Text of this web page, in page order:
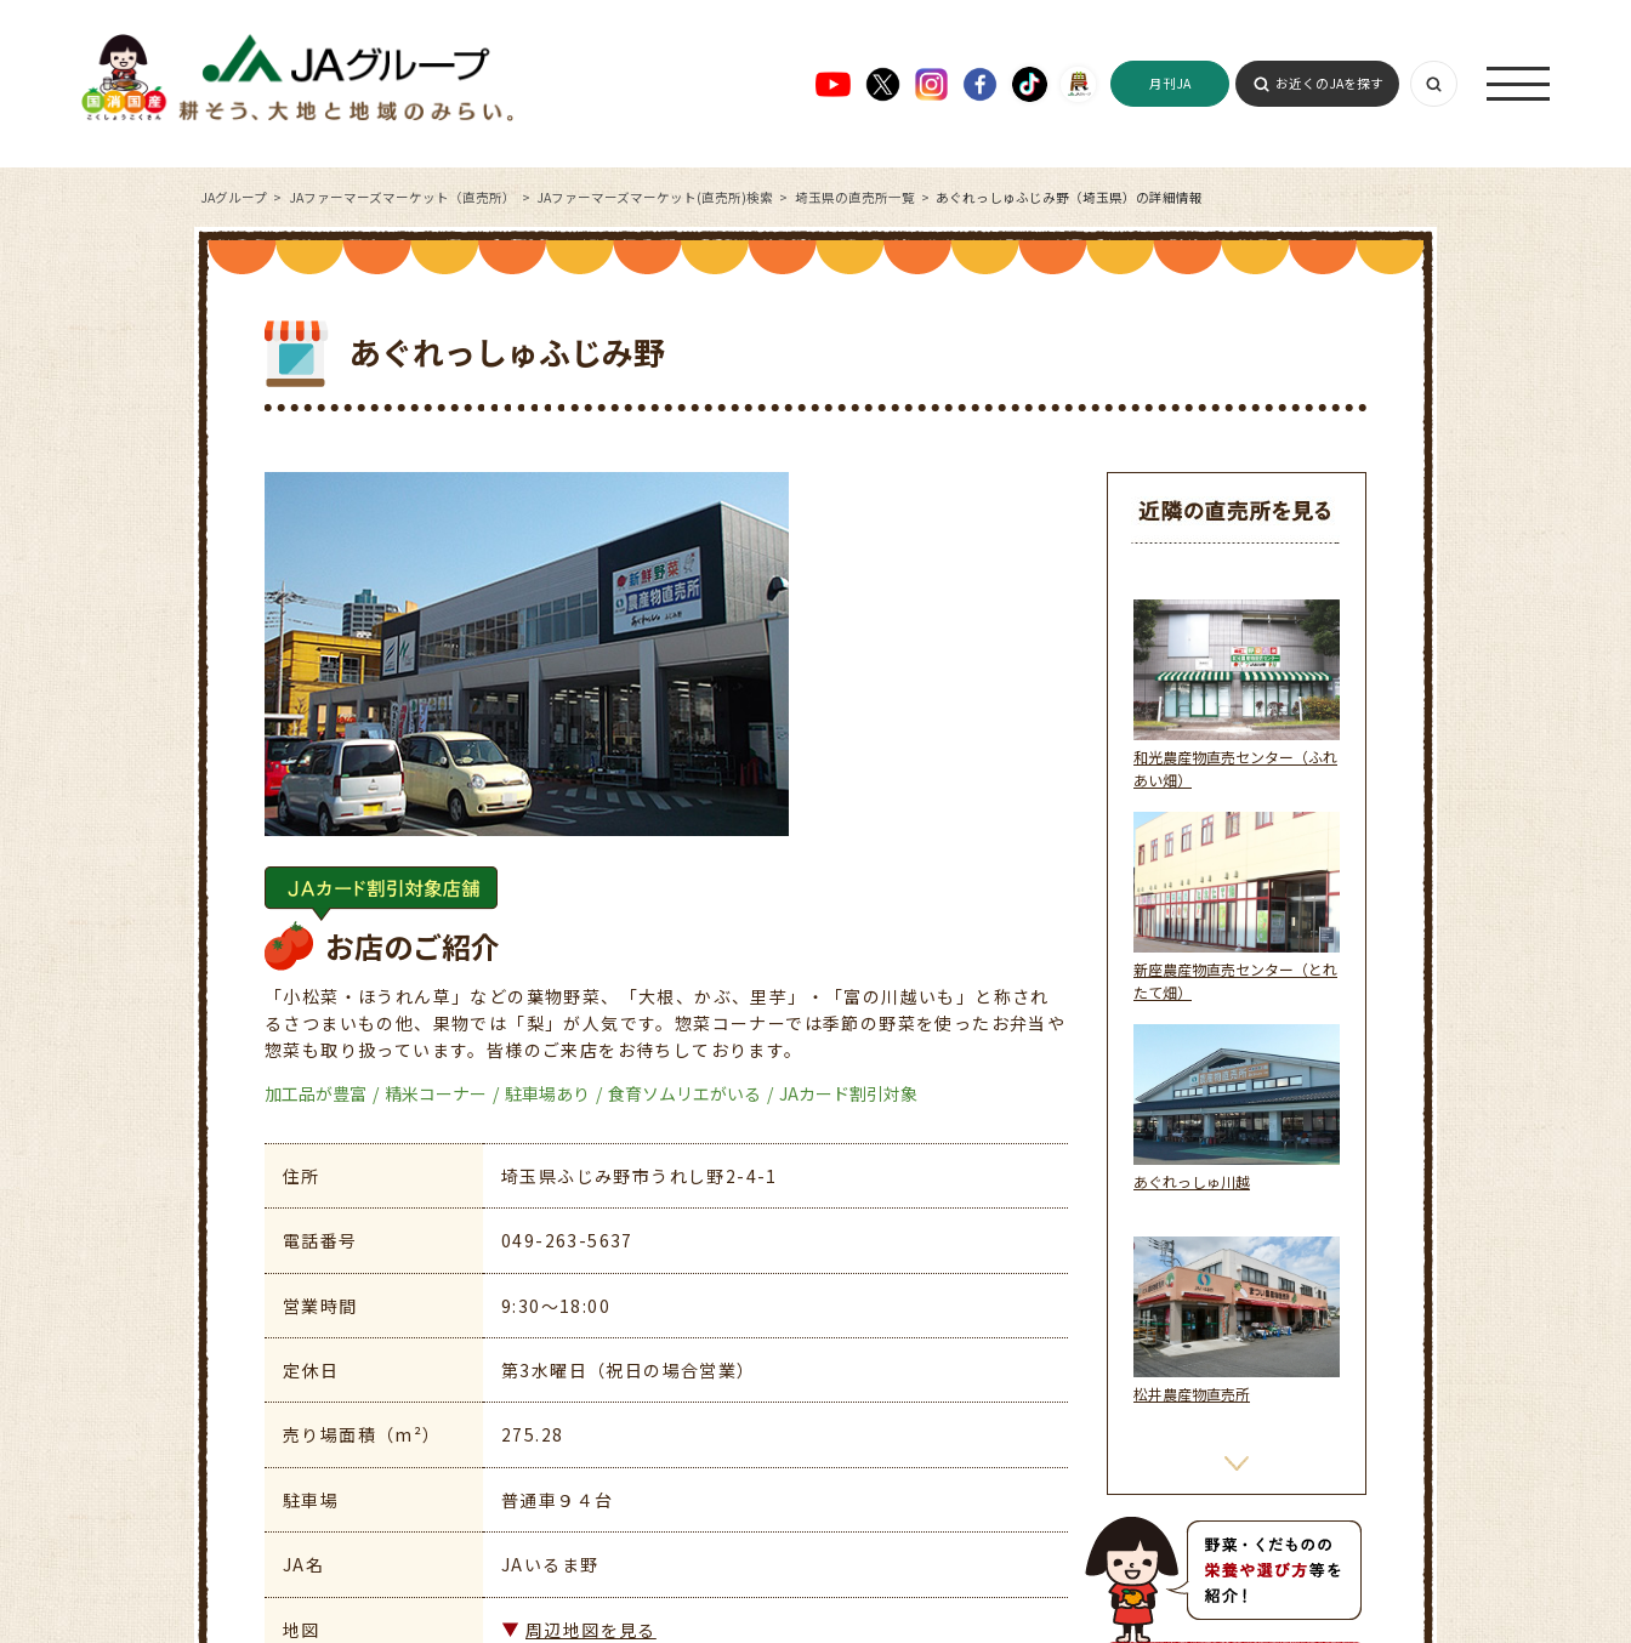
月刊JA お近くのJAを探す
JAグループ JAファーマーズマーケット（直売所） JAファーマーズマーケット(直売所)検索 埼玉県の直売所一覧 あぐれっしゅふじみ野（埼玉県）の詳細情報
あぐれっしゅふじみ野
お店のご紹介
「小松菜・ほうれん草」などの葉物野菜、「大根、かぶ、里芋」・「富の川越いも」と称され
るさつまいもの他、果物では「梨」が人気です。惣菜コーナーでは季節の野菜を使ったお弁当や
惣菜も取り扱っています。皆様のご来店をお待ちしております。
加工品が豊富
精米コーナー 駐車場あり 食育ソムリエがいる JAカード割引対象
住所 埼玉県ふじみ野市うれし野2-4-1
電話番号 049-263-5637
営業時間 9:30～18:00
定休日 第3水曜日（祝日の場合営業）
売り場面積（m²） 275.28
駐車場 普通車９４台
JA名 JAいるま野
地図 周辺地図を見る
和光農産物直売センター（ふれ
あい畑）
新座農産物直売センター（とれ
たて畑）
あぐれっしゅ川越
松井農産物直売所
ファ－マ－ズショップ「こぐれ
村」